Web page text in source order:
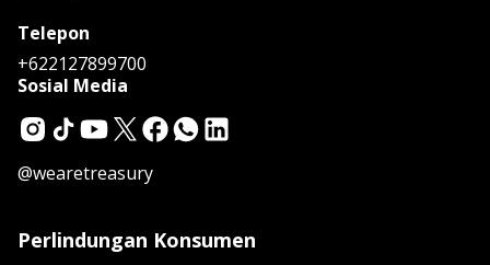
Telepon
+622127899700
Sosial Media
@wearetreasury
Perlindungan Konsumen